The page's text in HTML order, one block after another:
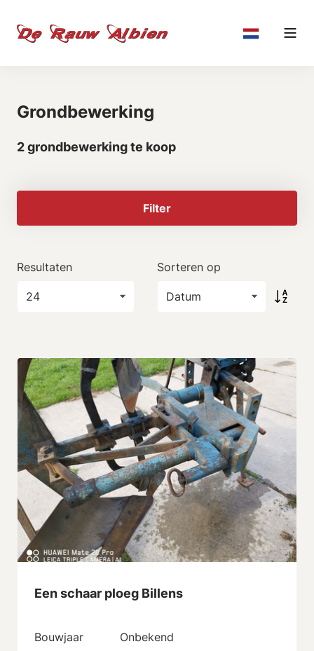
Grondbewerking
2 grondbewerking te koop
Filter
Resultaten Sorteren op
Een schaar ploeg Billens
Bouwjaar
Onbekend